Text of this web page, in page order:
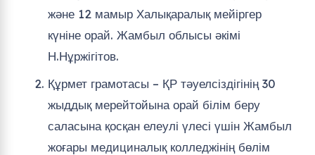
және 12 мамыр Халықаралық мейіргер
күніне орай. Жамбыл облысы әкімі
Н.Нұржігітов.
Құрмет грамотасы – ҚР тәуелсіздігінің 30
жыддық мерейтойына орай білім беру
саласына қосқан елеулі үлесі үшін Жамбыл
жоғары медициналық колледжінің бөлім